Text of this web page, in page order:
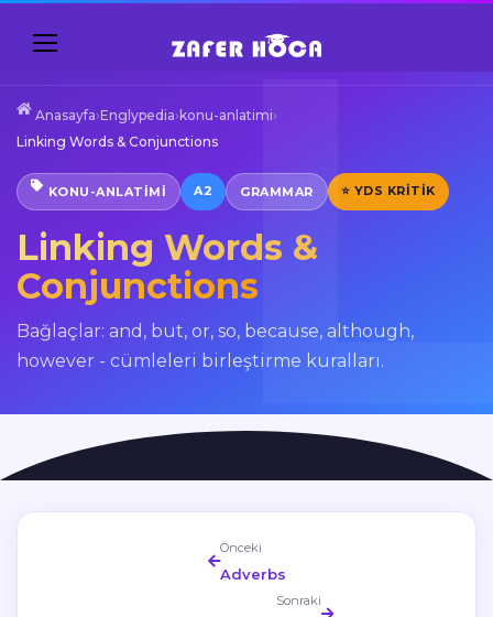
Anasayfa›Englypedia› konu-anlatimi›
Linking Words & Conjunctions
KONU-ANLATIMI A2 GRAMMAR ⭐ YDS KRITIK
Linking Words &
Conjunctions
Bağlaçlar: and, but, or, so, because, although,
however - cümleleri birleştirme kuralları.
Önceki
Adverbs
Sonraki